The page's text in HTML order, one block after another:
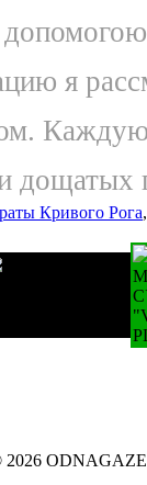
я
дощатых
Кривого Рога
2026